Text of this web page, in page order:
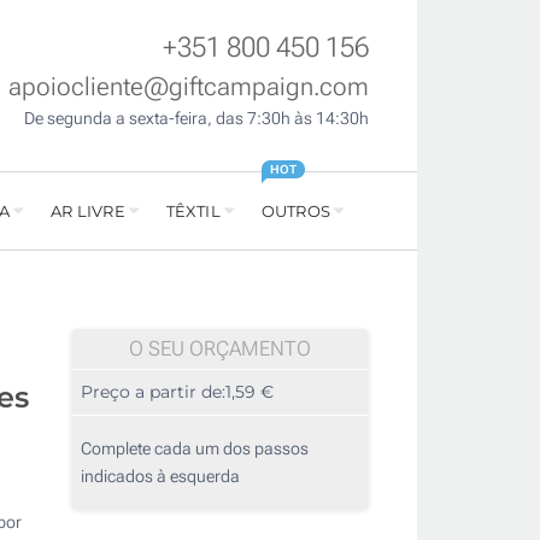
+351 800 450 156
apoiocliente@giftcampaign.com
De segunda a sexta-feira, das 7:30h às 14:30h
AR LIVRE TÊXTIL OUTROS
HOT
O SEU ORÇAMENTO
Preço a partir de:1,59 €
Complete cada um dos passos
indicados à esquerda